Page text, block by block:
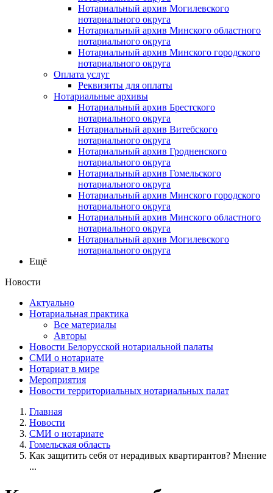
Нотариальный архив Могилевского
нотариального округа
Нотариальный архив Минского областного
нотариального округа
Нотариальный архив Минского городского
нотариального округа
Оплата услуг
Реквизиты для оплаты
Нотариальные архивы
Нотариальный архив Брестского
нотариального округа
Нотариальный архив Витебского
нотариального округа
Нотариальный архив Гродненского
нотариального округа
Нотариальный архив Гомельского
нотариального округа
Нотариальный архив Минского городского
нотариального округа
Нотариальный архив Минского областного
нотариального округа
Нотариальный архив Могилевского
нотариального округа
Ещё
Новости
Актуально
Нотариальная практика
Все материалы
Авторы
Новости Белорусской нотариальной палаты
СМИ о нотариате
Нотариат в мире
Мероприятия
Новости территориальных нотариальных палат
Главная
Новости
СМИ о нотариате
Гомельская область
Как защитить себя от нерадивых квартирантов? Мнение
...